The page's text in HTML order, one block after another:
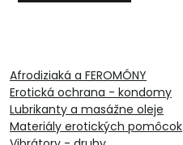
Afrodiziaká a FEROMÓNY
Erotická ochrana - kondomy
Lubrikanty a masážne oleje
Materiály erotických pomôcok